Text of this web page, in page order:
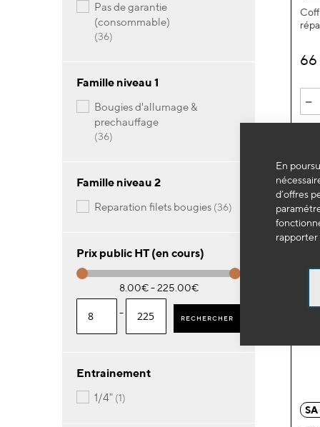
En
d’offres
rapporter
66
-
pas de garantie
(consommable)
36articles
Famille niveau 1
bougies d'allumage &
prechauffage
36articles
Famille niveau 2
reparation filets bougies 36articles
Prix public HT (en cours)
8.00€ - 225.00€
- RECHERCHER
Entrainement
1/4" 1article